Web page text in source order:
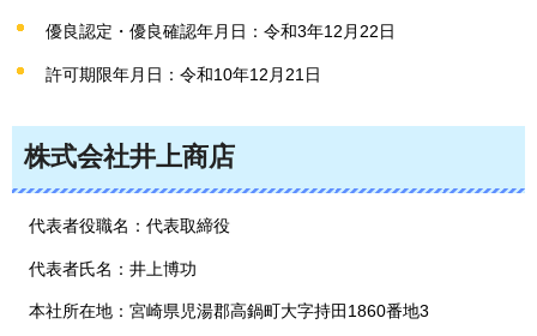
優良認定・優良確認年月日：令和3年12月22日
許可期限年月日：令和10年12月21日
株式会社井上商店
代表者役職名：代表取締役
代表者氏名：井上博功
本社所在地：宮崎県児湯郡高鍋町大字持田1860番地3